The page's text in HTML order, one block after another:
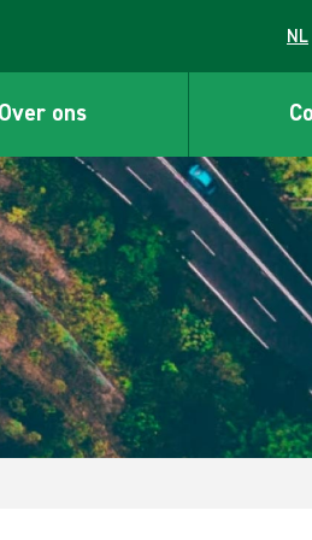
NL
Over ons